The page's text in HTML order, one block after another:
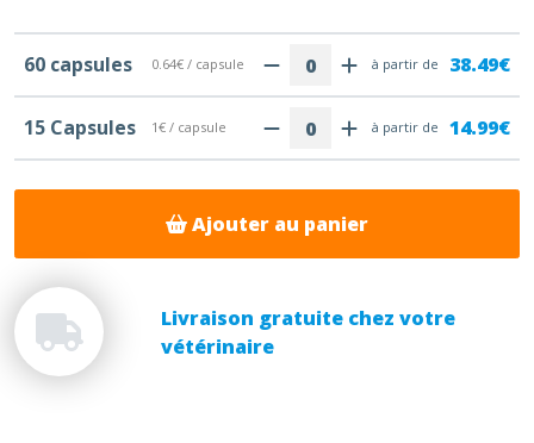
60 capsules 0.64€ / capsule à partir de 38.49€
15 Capsules 1€ / capsule à partir de 14.99€
Ajouter au panier
Livraison gratuite chez votre
vétérinaire